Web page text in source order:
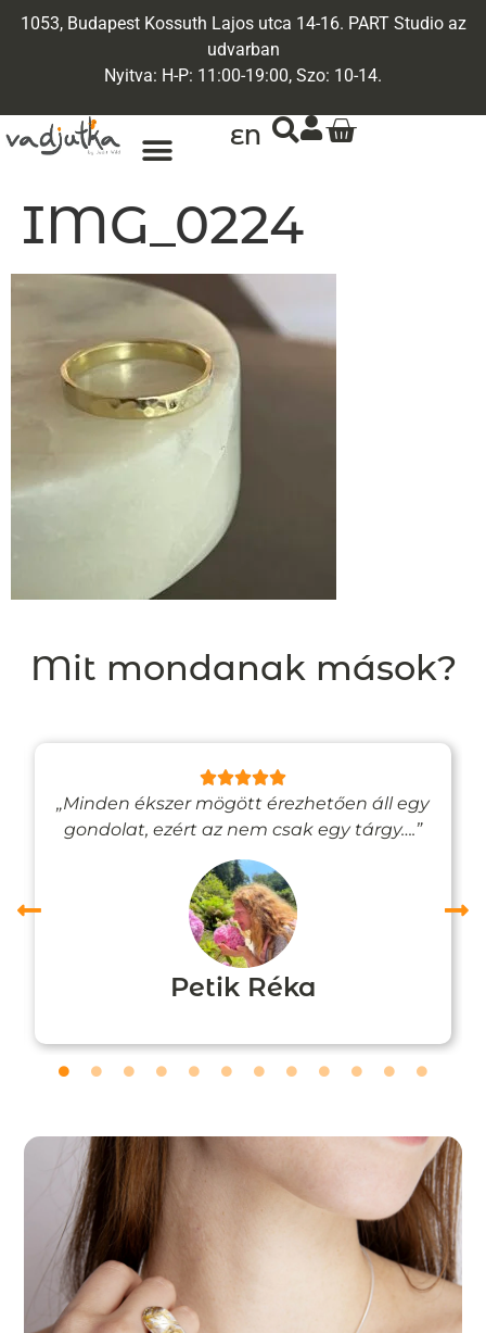
1053, Budapest Kossuth Lajos utca 14-16. PART Studio az
udvarban
Nyitva: H-P: 11:00-19:00, Szo: 10-14.
EN
IMG_0224
Mit mondanak mások?
„Minden ékszer mögött érezhetően áll egy
gondolat, ezért az nem csak egy tárgy….”
Petik Réka